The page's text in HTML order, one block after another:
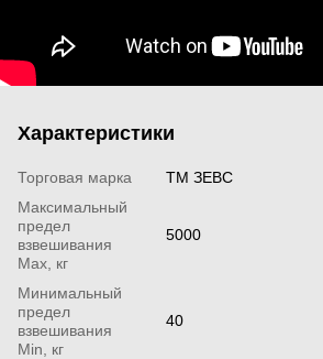
Характеристики
Торговая марка
ТМ ЗЕВС
Максимальный
предел
взвешивания
Мах, кг
5000
Минимальный
предел
взвешивания
Min, кг
40